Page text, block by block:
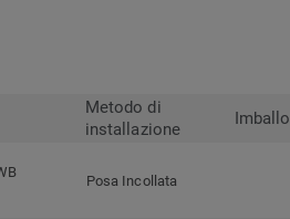
Metodo di
installazione
Imballo
Posa Incollata